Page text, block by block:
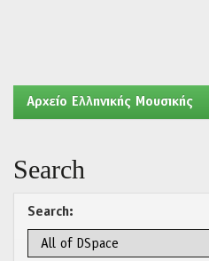
Aρχείο Ελληνικής Μουσικής
Search
Search: